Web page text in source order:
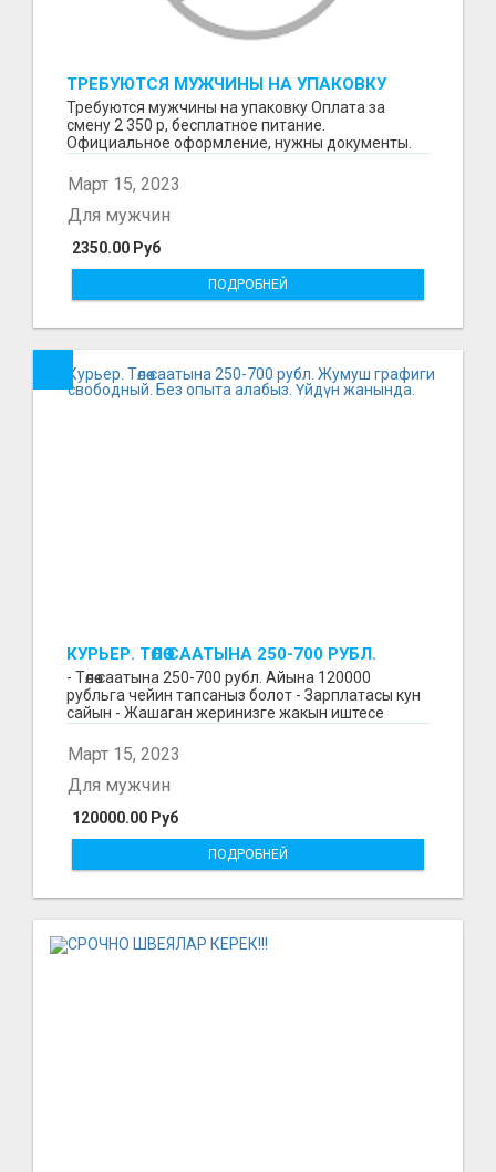
ТРЕБУЮТСЯ МУЖЧИНЫ НА УПАКОВКУ
Требуются мужчины на упаковку Оплата за
смену 2 350 р, бесплатное питание.
Официальное оформление, нужны документы.
Пишите в WhatsApp
Март 15, 2023
2350.00 Руб
Для мужчин
ПОДРОБНЕЙ
КУРЬЕР. ТӨЛӨӨ СААТЫНА 250-700 РУБЛ.
ЖУМУШ ГРАФИГИ СВОБОДНЫЙ. БЕЗ
ОПЫТА АЛАБЫЗ. ҮЙДҮН ЖАНЫНДА.
- Төлөө саатына 250-700 рубл. Айына 120000
рубльга чейин тапсаныз болот - Зарплатасы кун
сайын - Жашаган жеринизге жакын иштесе
Март 15, 2023
120000.00 Руб
Для мужчин
ПОДРОБНЕЙ